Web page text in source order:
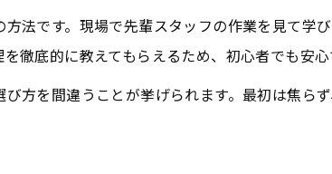
掃除と業務清掃の違いを理解しよう
法です。現場で先輩スタッフの作業を見て学
徹底的に教えてもらえるため、初心者でも安心
方を間違うことが挙げられます。最初は焦ら